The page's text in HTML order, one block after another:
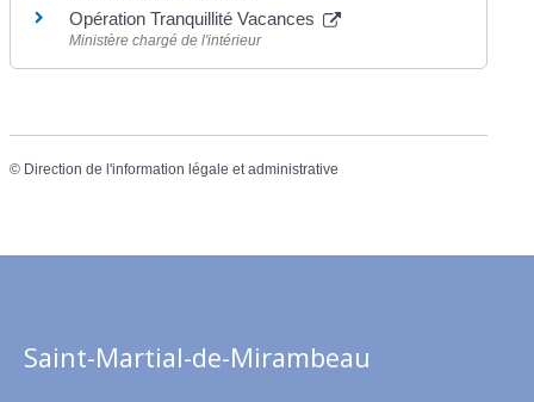
Opération Tranquillité Vacances
Ministère chargé de l'intérieur
© Direction de l'information légale et administrative
Saint-Martial-de-Mirambeau